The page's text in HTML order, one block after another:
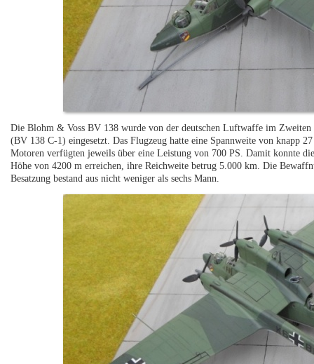
Die Blohm & Voss BV 138 wurde von der deutschen Luftwaffe im
(BV 138 C-1) eingesetzt. Das Flugzeug hatte eine Spannweite von knapp
Motoren verfügten jeweils über eine Leistung von 700 PS. Damit konnte
Höhe von 4200 m erreichen, ihre Reichweite betrug 5.000 km. Die
Besatzung bestand aus nicht weniger als sechs Mann.